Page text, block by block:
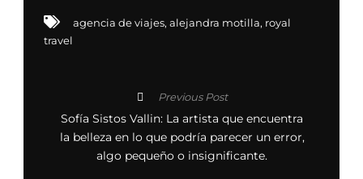
agencia de viajes, alejandra motilla, royal
travel
Previous Post
Sofía Sistos Vallin: La artista que encuentra
la belleza en lo que podría parecer un error,
algo pequeño o insignificante.